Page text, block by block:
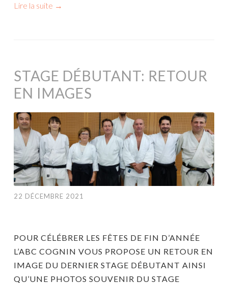
Lire la suite →
STAGE DÉBUTANT: RETOUR
EN IMAGES
22 DÉCEMBRE 2021
POUR CÉLÉBRER LES FÊTES DE FIN D’ANNÉE
L’ABC COGNIN VOUS PROPOSE UN RETOUR EN
IMAGE DU DERNIER STAGE DÉBUTANT AINSI
QU’UNE PHOTOS SOUVENIR DU STAGE